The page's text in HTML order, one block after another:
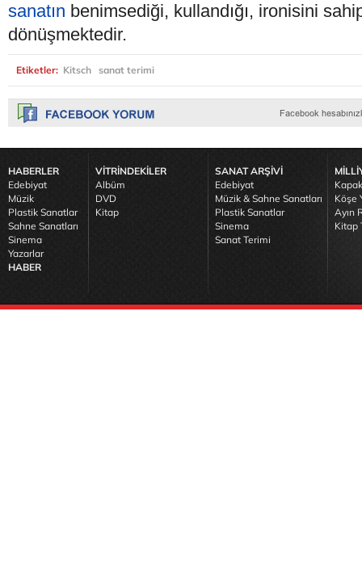
sanatın benimsediği, kullandığı, ironisini
dönüşmektedir.
Etiketler: Kitsch sanat terimi
HABERLER
Edebiyat
Müzik
Plastik Sanatlar
Sahne Sanatları
Sinema
Yazarlar
HABER
VİTRİNDEKİLER
Albüm
DVD
Kitap
SANAT ARŞİVİ
Edebiyat
Müzik & Sahne Sanatları
Plastik Sanatlar
Sinema
Sanat Terimi
Köşe
Ayın
Kitap